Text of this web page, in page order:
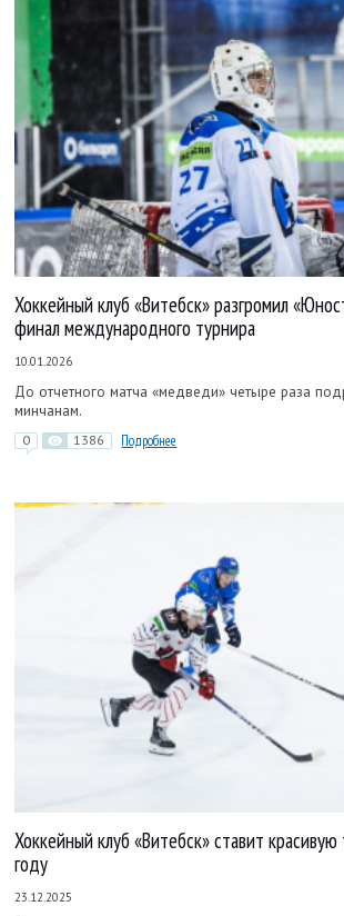
Хоккейный клуб «Витебск» разгромил
финал международного турнира
10.01.2026
До отчетного матча «медведи» четыре раза
минчанам.
0 1386 Подробнее
Хоккейный клуб «Витебск» ставит
году
23.12.2025